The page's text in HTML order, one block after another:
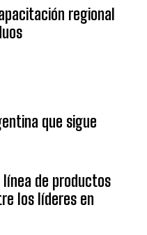
regional
que sigue
de productos
los líderes en